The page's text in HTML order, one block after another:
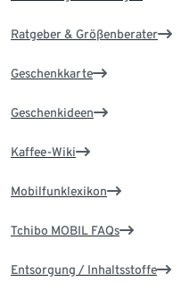
Ratgeber & Größenberater
Geschenkkarte
Geschenkideen
Kaffee-Wiki
Mobilfunklexikon
Tchibo MOBIL FAQs
Entsorgung / Inhaltsstoffe